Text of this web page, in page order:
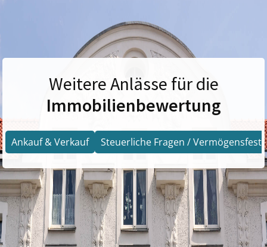
Weitere Anlässe für die
Immobilienbewertung
Ankauf & Verkauf Steuerliche Fragen /